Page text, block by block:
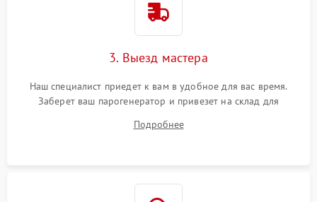
3. Выезд мастера
Наш специалист приедет к вам в удобное для вас время.
Заберет ваш парогенератор и привезет на склад для
Подробнее